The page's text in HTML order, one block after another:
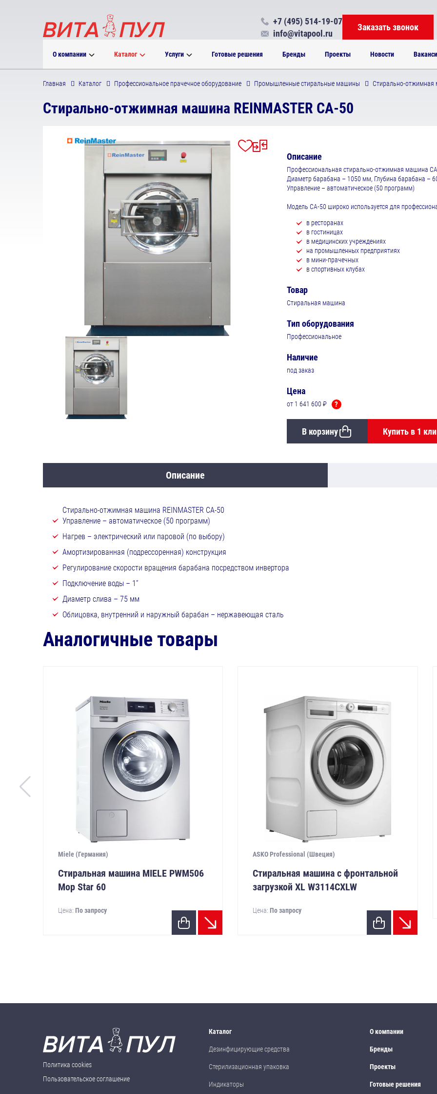
О компании Каталог Услуги Готовые решения Бренды Проекты Новости
+7 (495) 514-19-07
info@vitapool.ru
Заказать звонок
Главная Каталог Профессиональное прачечное оборудование Промышленные стиральные машины Стирально-отжимная
Стирально-отжимная машина REINMASTER СА-50
Описание
Профессиональная стирально-отжимная машина СА-
Диаметр барабана – 1050 мм, Глубина барабана –
Управление – автоматическое (50 программ)
Модель СА-50 широко используется для
в ресторанах
в гостиницах
в медицинских учреждениях
на промышленных предприятиях
в мини-прачечных
в спортивных клубах
Товар
Стиральная машина
Тип оборудования
Профессиональное
Наличие
под заказ
Цена
от 1 641 600 ₽ ?
В корзину Купить в 1
Описание
Стирально-отжимная машина REINMASTER СА-50
Управление – автоматическое (50 программ)
Нагрев – электрический или паровой (по выбору)
Амортизированная (подрессоренная) конструкция
Регулирование скорости вращения барабана посредством инвертора
Подключение воды – 1”
Диаметр слива – 75 мм
Облицовка, внутренний и наружный барабан – нержавеющая сталь
Аналогичные товары
Miele (Германия)
Стиральная машина MIELE PWM506
Mop Star 60
Цена: По запросу
ASKO Professional (Швеция)
Стиральная машина с фронтальной
загрузкой XL W3114CXLW
Цена:По запросу
Политика cookies
Пользовательское соглашение
Каталог
Дезинфицирующие средства
Стерилизационная упаковка
Индикаторы
О компании
Бренды
Проекты
Готовые решения